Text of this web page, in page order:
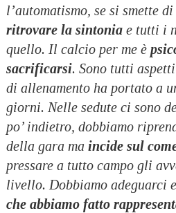
l’automatismo, se si smette
ritrovare la sintoniae tutti i
quello. Il calcio per me è
sacrificarsi. Sono tutti
di allenamento ha portato a
giorni. Nelle sedute ci sono
po’ indietro, dobbiamo
della gara ma incide sul
pressare a tutto campo gli
livello. Dobbiamo adeguarci
che abbiamo fatto